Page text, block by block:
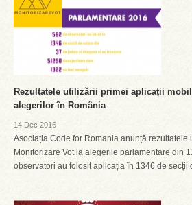
Rezultatele utilizării primei aplicații
alegerilor în România
14 Dec 2016
Asociația Code for Romania anunță rezultatele
Monitorizare Vot la alegerile parlamentare din
observatori au folosit aplicația în 1346 de secții